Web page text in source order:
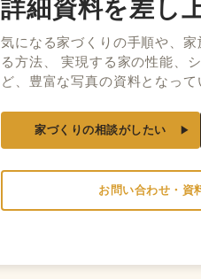
詳細資料を差し
気になる家づくりの手順や、
る方法、 実現する家の性能、
ど、豊富な写真の資料となっ
家づくりの相談がしたい
お問い合わせ・資